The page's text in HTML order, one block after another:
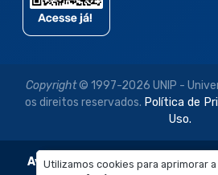
Utilizamos cookies para aprimorar
Utilizamos cookies para aprimorar
Copyright© 1997-2026 UNIP -
os direitos reservados. Política de
Uso.
Aviso Legal: As imagens